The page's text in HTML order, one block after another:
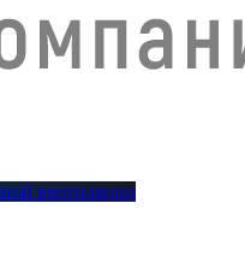
вентиляции